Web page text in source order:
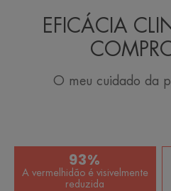
EFICÁCIA
O meu cuidado da
93%
A vermelhidão é visivelmente
reduzida